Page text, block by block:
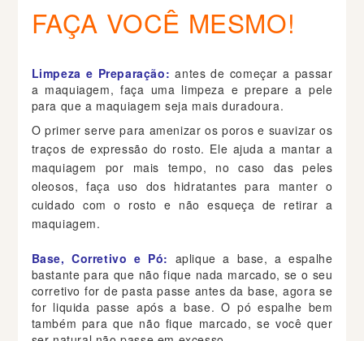
FAÇA VOCÊ MESMO!
Limpeza e Preparação: antes de começar a passar
a maquiagem, faça uma limpeza e prepare a pele
para que a maquiagem seja mais duradoura.
O primer serve para amenizar os poros e suavizar os
traços de expressão do rosto. Ele ajuda a mantar a
maquiagem por mais tempo, no caso das peles
oleosos, faça uso dos hidratantes para manter o
cuidado com o rosto e não esqueça de retirar a
maquiagem.
Base, Corretivo e Pó: aplique a base, a espalhe
bastante para que não fique nada marcado, se o seu
corretivo for de pasta passe antes da base, agora se
for liquida passe após a base. O pó espalhe bem
também para que não fique marcado, se você quer